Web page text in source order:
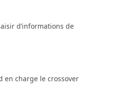
d’informations de
en charge le crossover